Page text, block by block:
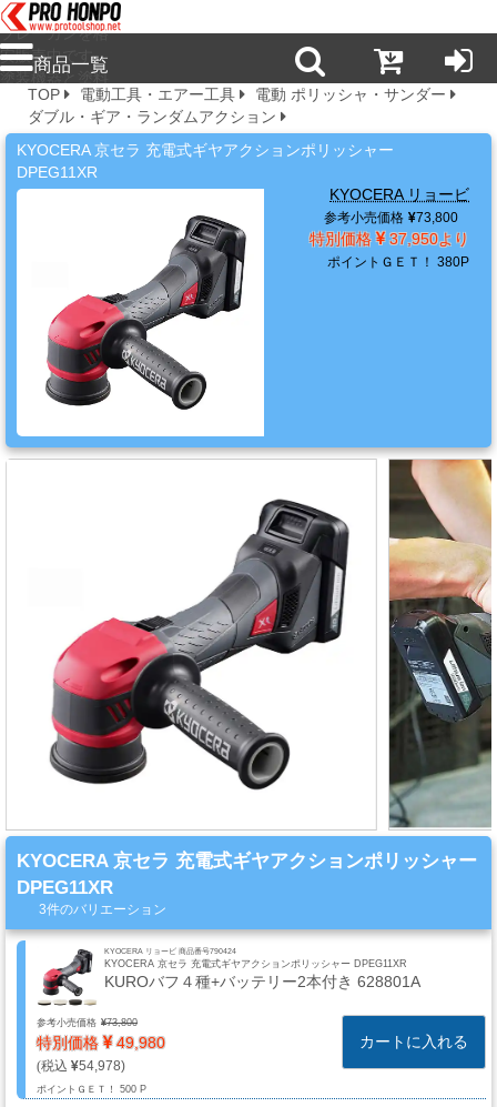
新
商
品・
料・
溶
剤・
フ・
カ
ス
系
材
料
プロ本舗ではス
プレーガンを格
安販売中です。
塗装機器と塗料
の販売は京都の
プロホンポで！
商品一覧
TOP 電動工具・エアー工具
電動 ポリッシャ・サンダー
ダブル・ギア・ランダムアクション
KYOCERA 京セラ 充電式ギヤアクションポリッシャー
DPEG11XR
KYOCERA リョービ
参考小売価格 73,800
特別価格 37,950より
ポイントＧＥＴ！ 380P
KYOCERA 京セラ 充電式ギヤアクションポリッシャー
DPEG11XR
3件のバリエーション
KYOCERA リョービ 商品番号790424
KYOCERA 京セラ 充電式ギヤアクションポリッシャー DPEG11XR
KUROバフ４種+バッテリー2本付き 628801A
参考小売価格 73,800
特別価格 49,980
54,978
ポイントＧＥＴ！ 500 P
カートに入れる